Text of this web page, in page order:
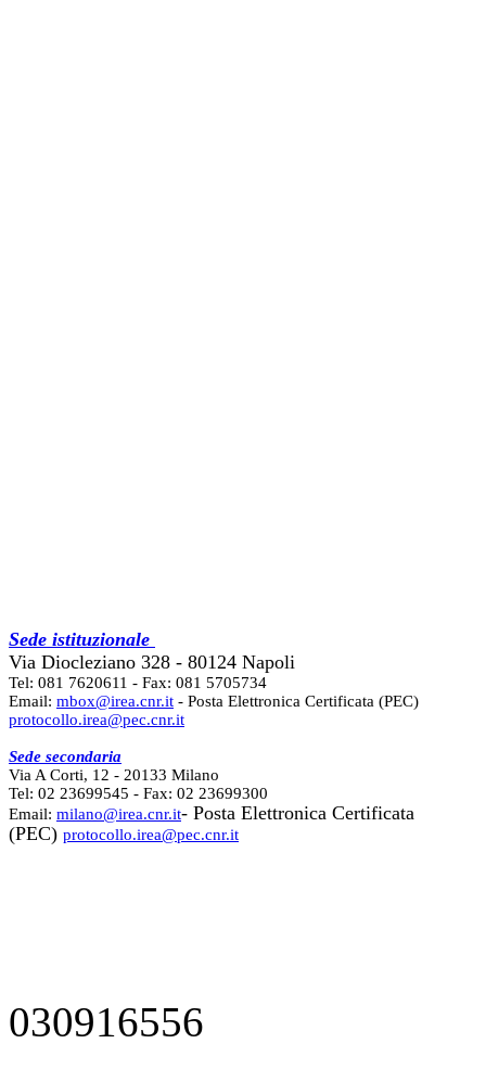
Sede istituzionale
Via Diocleziano 328 - 80124 Napoli
Tel: 081 7620611 - Fax: 081 5705734
Email: mbox@irea.cnr.it - Posta Elettronica Certificata (PEC)
protocollo.irea@pec.cnr.it
Sede secondaria
Via A Corti, 12 - 20133 Milano
Tel: 02 23699545 - Fax: 02 23699300
Email: milano@irea.cnr.it- Posta Elettronica Certificata
(PEC) protocollo.irea@pec.cnr.it
030916556